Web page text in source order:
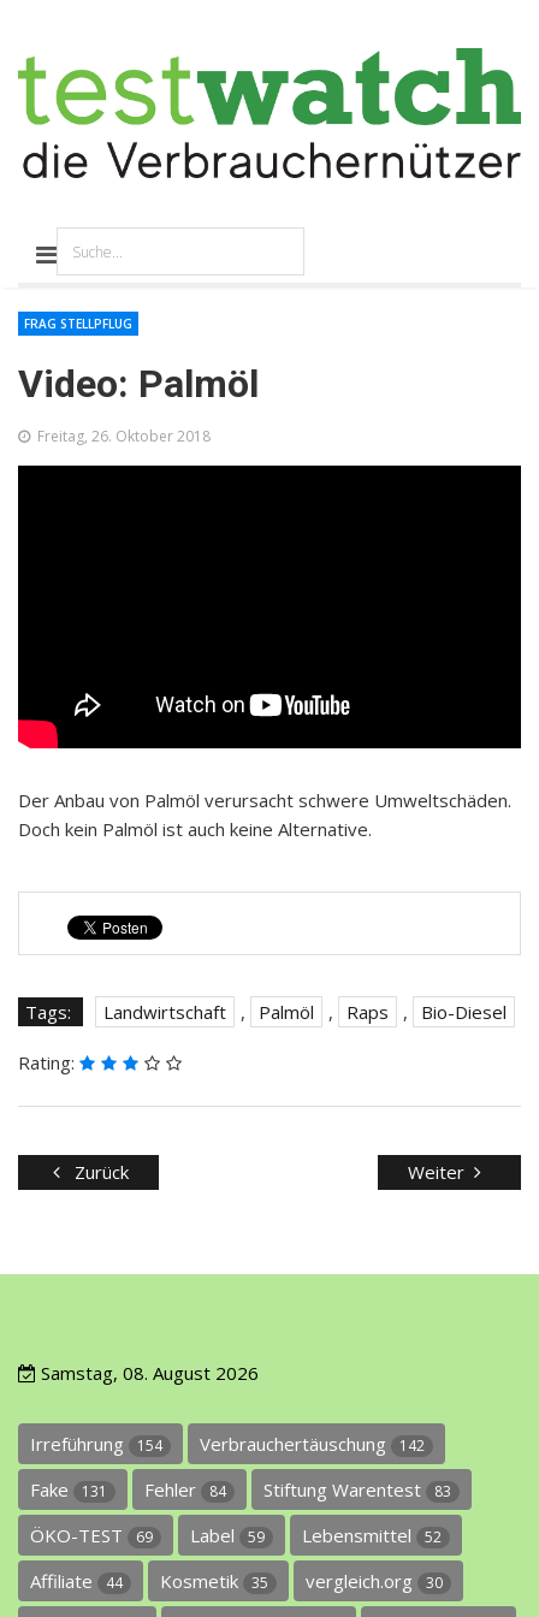
Video: Palmöl
FRAG STELLPFLUG
Freitag, 26. Oktober 2018
Der Anbau von Palmöl verursacht schwere Umweltschäden.
Doch kein Palmöl ist auch keine Alternative.
Tags: Landwirtschaft , Palmöl , Raps , Bio-Diesel
Rating:
Zurück Weiter
Samstag, 08. August 2026
Irreführung 154 Verbrauchertäuschung 142
Fake 131 Fehler 84 Stiftung Warentest 83
ÖKO-TEST 69 Label 59 Lebensmittel 52
Affiliate 44 Kosmetik 35 vergleich.org 30